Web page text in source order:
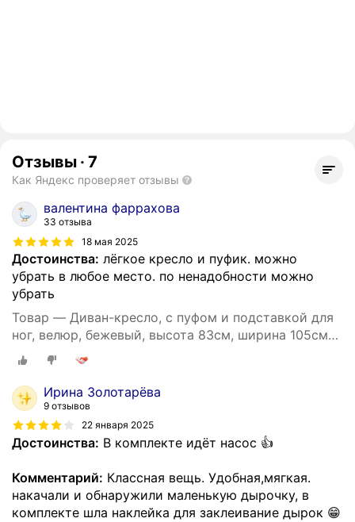
Отзывы · 7
Как Яндекс проверяет отзывы
валентина фаррахова
33 отзыва
18 мая 2025
Достоинства: лёгкое кресло и пуфик. можно
убрать в любое место. по ненадобности можно
убрать
Товар — Диван-кресло, с пуфом и подставкой для
ног, велюр, бежевый, высота 83см, ширина 105см
BM
Ирина Золотарëва
9 отзывов
22 января 2025
Достоинства: В комплекте идёт насос 👍
Комментарий: Классная вещь. Удобная,мягкая.
накачали и обнаружили маленькую дырочку, в
комплекте шла наклейка для заклеивание дырок 😁